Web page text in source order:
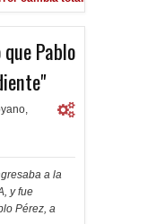
Pablo
,
a la
y fue
Pérez, a